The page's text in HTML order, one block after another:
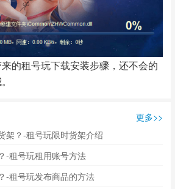
租号玩下载安装步骤，还不会的
更多>>
架？-租号玩限时货架介绍
-租号玩租用账号方法
-租号玩发布商品的方法